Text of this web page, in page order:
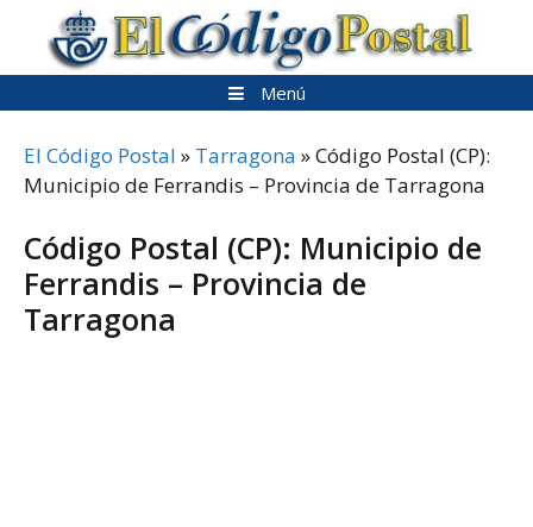
contenido
Menú
El Código Postal » Tarragona »Código Postal (CP):
Municipio de Ferrandis – Provincia de Tarragona
Código Postal (CP): Municipio de
Ferrandis – Provincia de
Tarragona